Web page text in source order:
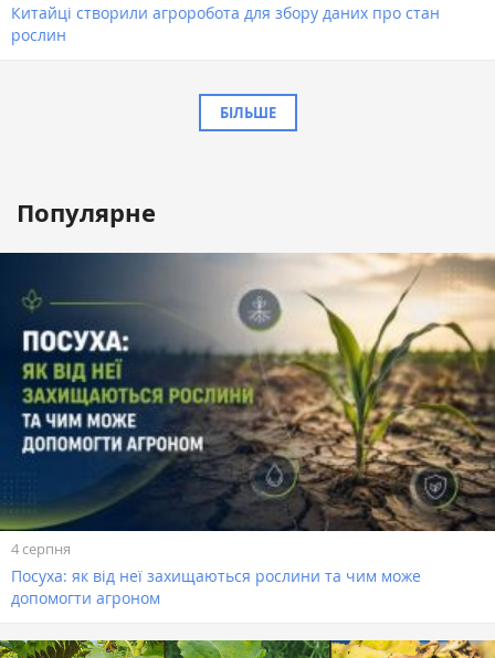
Китайці створили агроробота для збору даних про стан
рослин
БІЛЬШЕ
Популярне
4 серпня
Посуха: як від неї захищаються рослини та чим може
допомогти агроном